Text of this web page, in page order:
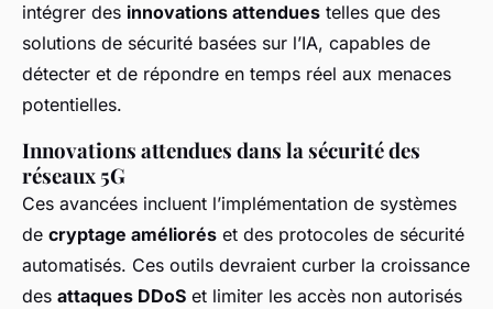
intégrer des innovations attendues telles que des
solutions de sécurité basées sur l’IA, capables de
détecter et de répondre en temps réel aux menaces
potentielles.
Innovations attendues dans la sécurité des
réseaux 5G
Ces avancées incluent l’implémentation de systèmes
de cryptage améliorés et des protocoles de sécurité
automatisés. Ces outils devraient curber la croissance
des attaques DDoS et limiter les accès non autorisés